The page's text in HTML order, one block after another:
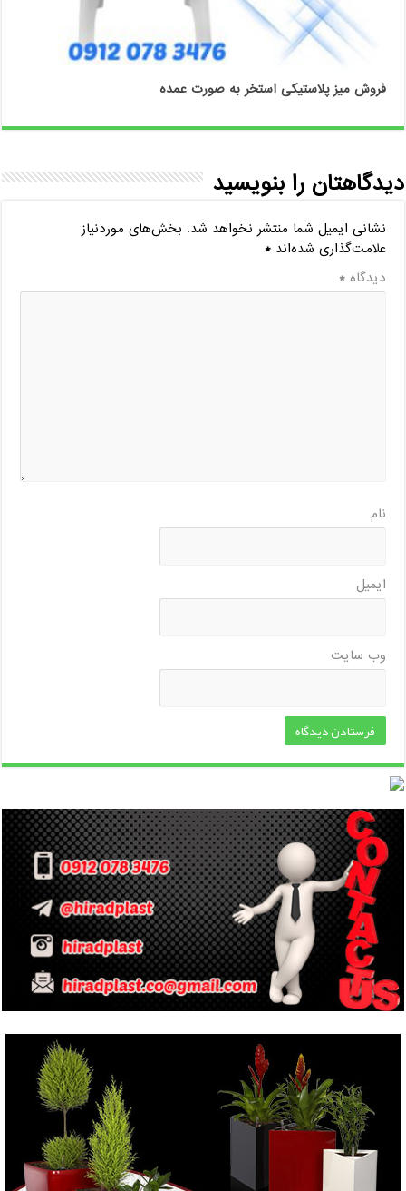
فروش میز پلاستیکی استخر به صورت عمده
دیدگاهتان را بنویسید
نشانی ایمیل شما منتشر نخواهد شد. بخش‌های موردنیاز
علامت‌گذاری شده‌اند*
دیدگاه*
نام
ایمیل
وب‌ سایت